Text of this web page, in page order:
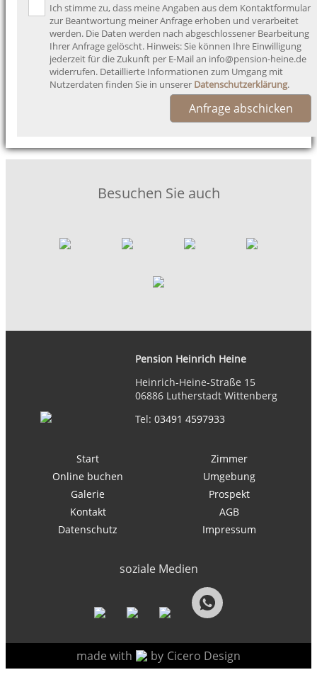
Ich stimme zu, dass meine Angaben aus dem Kontaktformular
zur Beantwortung meiner Anfrage erhoben und verarbeitet
werden. Die Daten werden nach abgeschlossener Bearbeitung
Ihrer Anfrage gelöscht. Hinweis: Sie können Ihre Einwilligung
jederzeit für die Zukunft per E-Mail an info@pension-heine.de
widerrufen. Detaillierte Informationen zum Umgang mit
Nutzerdaten finden Sie in unserer Datenschutzerklärung.
Anfrage abschicken
Besuchen Sie auch
Pension Heinrich Heine
Heinrich-Heine-Straße 15
06886 Lutherstadt Wittenberg
Tel: 03491 4597933
Start
Zimmer
Online buchen
Umgebung
Galerie
Prospekt
Kontakt
AGB
Datenschutz
Impressum
soziale Medien
made with by Cicero Design